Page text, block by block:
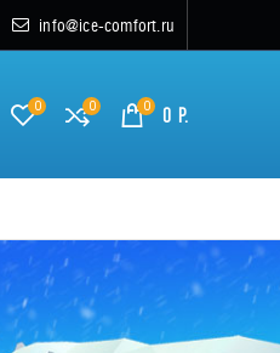
info@ice-comfort.ru
0 0 0 0 Р.